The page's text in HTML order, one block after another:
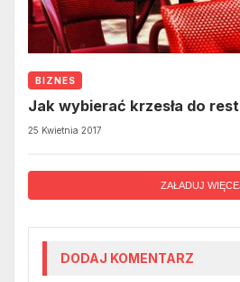
BIZNES
Jak wybierać krzesła do
25 Kwietnia 2017
ZAŁADUJ
DODAJ KOMENTARZ